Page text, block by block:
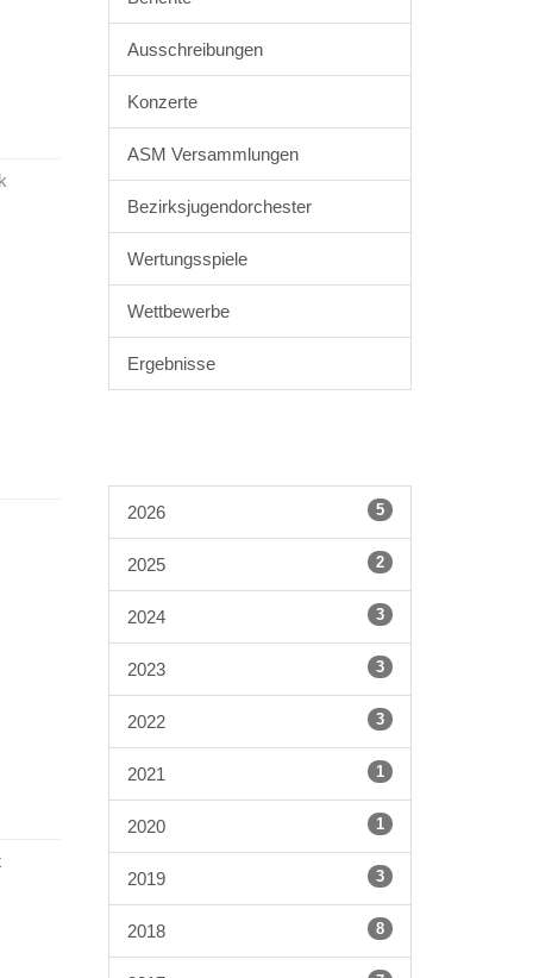
Ausschreibungen
Konzerte
ASM Versammlungen
Bezirksjugendorchester
Wertungsspiele
Wettbewerbe
Ergebnisse
2026 5
2025 2
2024 3
2023 3
2022 3
2021 1
2020 1
2019 3
2018 8